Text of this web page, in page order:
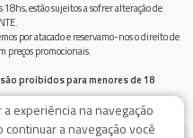
18hs, estão sujeitos a sofrer alteração de
por atacado e reservamo-nos o direito de
preços promocionais.
proibidos para menores de 18
em excesso, provoca graves males à saúde.
experiência na navegação
a navegação você